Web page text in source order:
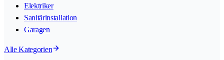
Elektriker
Sanitärinstallation
Garagen
Alle Kategorien